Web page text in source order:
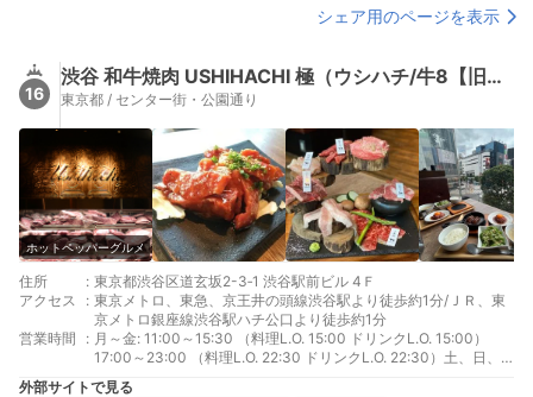
シェア用のページを表示
16
渋谷 和牛焼肉 USHIHACHI 極（ウシハチ/牛8【旧店名】USHIHACHI 渋谷店）
東京都 / センター街・公園通り
ホットペッパーグルメ
住所 : 東京都渋谷区道玄坂2-3‐1 渋谷駅前ビル 4Ｆ
アクセス
: 東京メトロ、東急、京王井の頭線渋谷駅より徒歩約1分/ＪＲ、東
京メトロ銀座線渋谷駅ハチ公口より徒歩約1分
営業時間
: 月～金: 11:00～15:30 （料理L.O. 15:00 ドリンクL.O. 15:00）
17:00～23:00 （料理L.O. 22:30 ドリンクL.O. 22:30）土、日、
祝日: 11:00～23:00 （料理L.O. 22:30 ドリンクL.O. 22:30）
外部サイトで見る